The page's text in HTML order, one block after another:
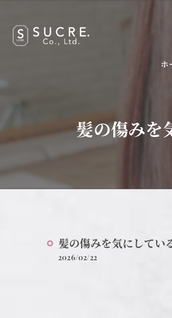
ホ
髪の傷みを
髪の傷みを気にしてい
2026/02/22